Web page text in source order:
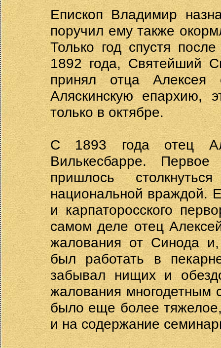
Епископ Владимир
поручил ему также
Только год спустя
1892 года, Святейший
принял отца
Аляскинскую епархию,
только в октябре.
С 1893 года отец
Вилькесбарре.
пришлось
национальной враждой.
и карпаторосского
самом деле отец
жалования от Синода
был работать в
забывал нищих и
жалования многодетным
было еще более
и на содержание